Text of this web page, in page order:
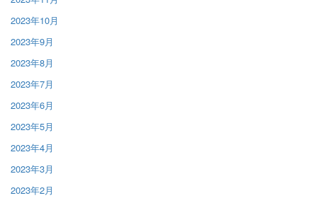
2023年10月
2023年9月
2023年8月
2023年7月
2023年6月
2023年5月
2023年4月
2023年3月
2023年2月